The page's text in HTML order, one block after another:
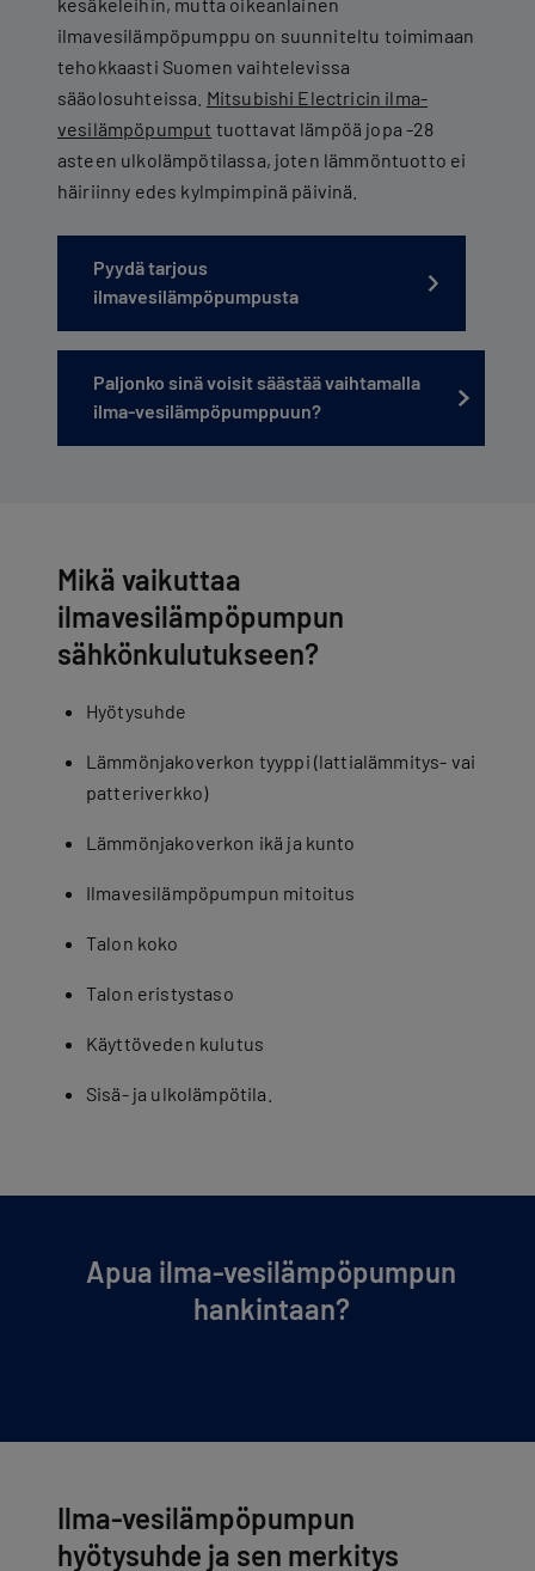
ilmavesilämpöpumppu on suunniteltu toimimaan
tehokkaasti Suomen vaihtelevissa
sääolosuhteissa. Mitsubishi Electricin ilma-
vesilämpöpumput tuottavat lämpöä jopa -28
asteen ulkolämpötilassa, joten lämmöntuotto ei
häiriinny edes kylmpimpinä päivinä.
Pyydä tarjous
ilmavesilämpöpumpusta
Paljonko sinä voisit säästää vaihtamalla
ilma-vesilämpöpumppuun?
Mikä vaikuttaa
ilmavesilämpöpumpun
sähkönkulutukseen?
Hyötysuhde
Lämmönjakoverkon tyyppi (lattialämmitys- vai
patteriverkko)
Lämmönjakoverkon ikä ja kunto
Ilmavesilämpöpumpun mitoitus
Talon koko
Talon eristystaso
Käyttöveden kulutus
Sisä- ja ulkolämpötila.
Apua ilma-ve­si­läm­pö­pum­pun
hankintaan?
Ilma-vesilämpöpumpun
hyötysuhde ja sen merkitys